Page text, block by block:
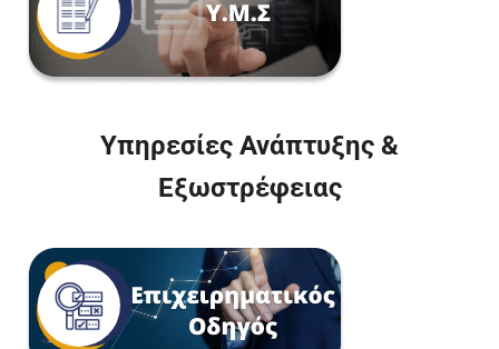
Υπηρεσίες Ανάπτυξης &
Εξωστρέφειας